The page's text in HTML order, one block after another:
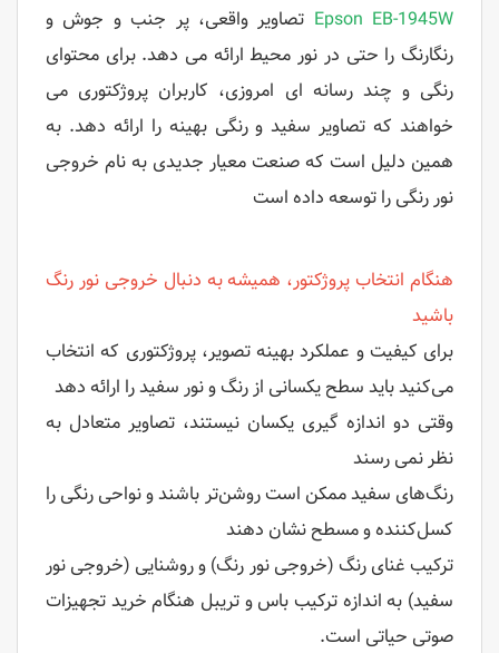
Epson EB-1945W تصاویر واقعی، پر جنب و جوش و
رنگارنگ را حتی در نور محیط ارائه می دهد. برای محتوای
رنگی و چند رسانه ای امروزی، کاربران پروژکتوری می
خواهند که تصاویر سفید و رنگی بهینه را ارائه دهد. به
همین دلیل است که صنعت معیار جدیدی به نام خروجی
نور رنگی را توسعه داده است
هنگام انتخاب پروژکتور، همیشه به دنبال خروجی نور رنگ
باشید
برای کیفیت و عملکرد بهینه تصویر، پروژکتوری که انتخاب
می‌کنید باید سطح یکسانی از رنگ و نور سفید را ارائه دهد
وقتی دو اندازه گیری یکسان نیستند، تصاویر متعادل به
نظر نمی رسند
رنگ‌های سفید ممکن است روشن‌تر باشند و نواحی رنگی را
کسل‌کننده و مسطح نشان دهند
ترکیب غنای رنگ (خروجی نور رنگ) و روشنایی (خروجی نور
سفید) به اندازه ترکیب باس و تریبل هنگام خرید تجهیزات
صوتی حیاتی است.